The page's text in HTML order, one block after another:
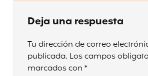
Deja una respuesta
Tu dirección de correo
publicada. Los campos
marcados con *